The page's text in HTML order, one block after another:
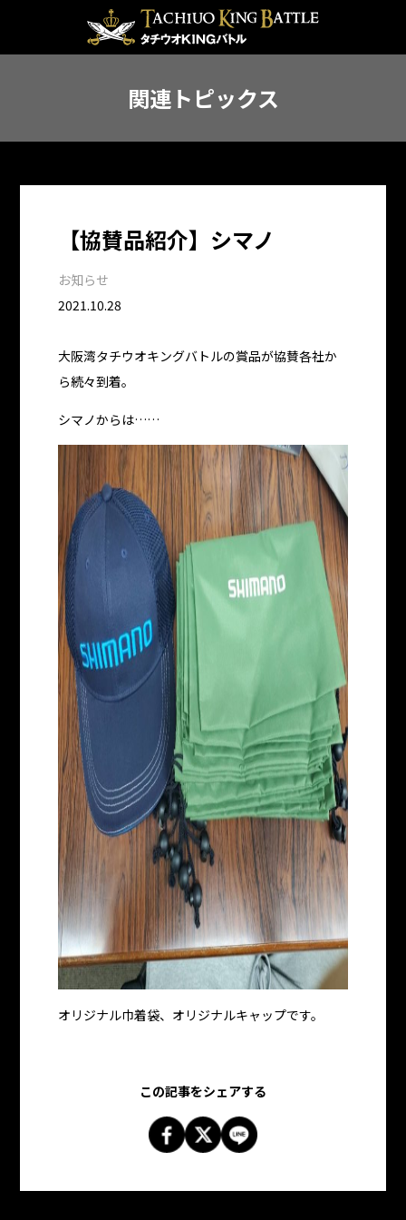
関連トピックス
【協賛品紹介】シマノ
お知らせ
2021.10.28
大阪湾タチウオキングバトルの賞品が協賛各社か
ら続々到着。
シマノからは……
オリジナル巾着袋、オリジナルキャップです。
この記事をシェアする